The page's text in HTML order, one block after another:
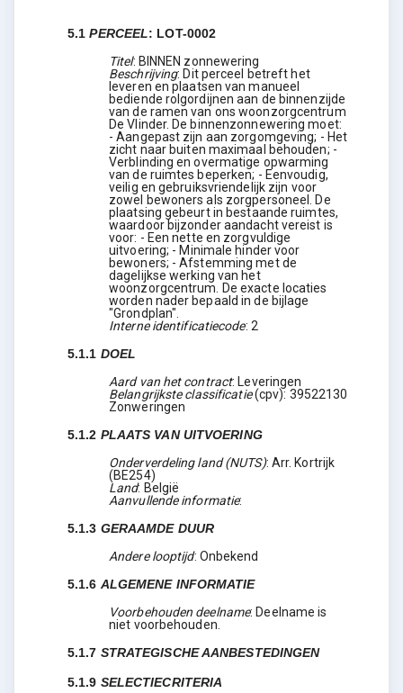
5.1PERCEEL: LOT-0002
Titel: BINNEN zonnewering
Beschrijving: Dit perceel betreft het
leveren en plaatsen van manueel
bediende rolgordijnen aan de binnenzijde
van de ramen van ons woonzorgcentrum
De Vlinder. De binnenzonnewering moet:
- Aangepast zijn aan zorgomgeving; - Het
zicht naar buiten maximaal behouden; -
Verblinding en overmatige opwarming
van de ruimtes beperken; - Eenvoudig,
veilig en gebruiksvriendelijk zijn voor
zowel bewoners als zorgpersoneel. De
plaatsing gebeurt in bestaande ruimtes,
waardoor bijzonder aandacht vereist is
voor: - Een nette en zorgvuldige
uitvoering; - Minimale hinder voor
bewoners; - Afstemming met de
dagelijkse werking van het
woonzorgcentrum. De exacte locaties
worden nader bepaald in de bijlage
"Grondplan".
Interne identificatiecode: 2
5.1.1 DOEL
Aard van het contract: Leveringen
Belangrijkste classificatie (cpv): 39522130
Zonweringen
5.1.2 PLAATS VAN UITVOERING
Onderverdeling land (NUTS): Arr. Kortrijk
(BE254)
Land: België
Aanvullende informatie:
5.1.3 GERAAMDE DUUR
Andere looptijd: Onbekend
5.1.6 ALGEMENE INFORMATIE
Voorbehouden deelname: Deelname is
niet voorbehouden.
5.1.7 STRATEGISCHE AANBESTEDINGEN
5.1.9 SELECTIECRITERIA